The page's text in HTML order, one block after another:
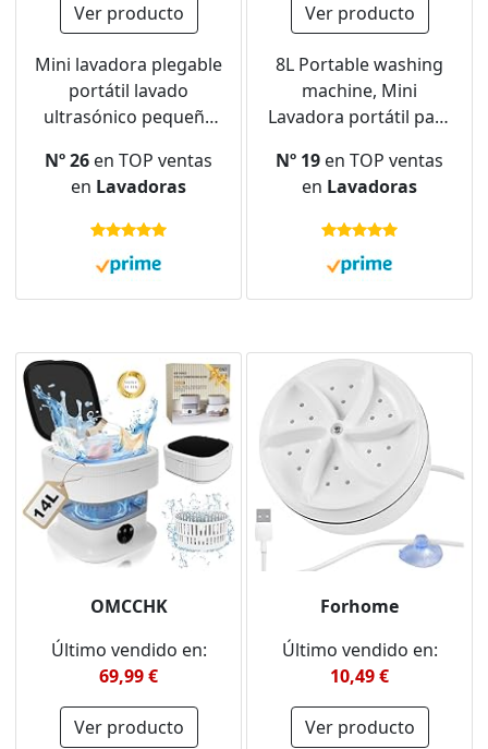
Ver producto
Mini lavadora plegable
portátil lavado
ultrasónico pequeña
secadora y Blu-ray
para camping, viajes,
caravanas,
de limpieza, capacidad
6,5 l
Nº 26 en TOP ventas
en Lavadoras
Ver producto
8L Portable washing
machine, Mini
Lavadora portátil para
lavadora portátil,
lavadora(EU power)
Nº 19 en TOP ventas
en Lavadoras
OMCCHK
Último vendido en:
69,99 €
Ver producto
Forhome
Último vendido en:
10,49 €
Ver producto